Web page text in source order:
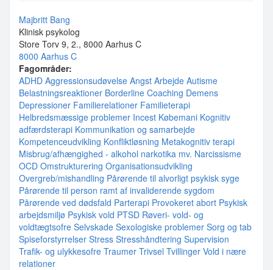
Majbritt Bang
Klinisk psykolog
Store Torv 9, 2., 8000 Aarhus C
8000 Aarhus C
Fagområder:
ADHD Aggressionsudøvelse Angst Arbejde Autisme
Belastningsreaktioner Borderline Coaching Demens
Depressioner Familierelationer Familieterapi
Helbredsmæssige problemer Incest Købemani Kognitiv
adfærdsterapi Kommunikation og samarbejde
Kompetenceudvikling Konfliktløsning Metakognitiv terapi
Misbrug/afhængighed - alkohol narkotika mv. Narcissisme
OCD Omstrukturering Organisationsudvikling
Overgreb/mishandling Pårørende til alvorligt psykisk syge
Pårørende til person ramt af invaliderende sygdom
Pårørende ved dødsfald Parterapi Provokeret abort Psykisk
arbejdsmiljø Psykisk vold PTSD Røveri- vold- og
voldtægtsofre Selvskade Sexologiske problemer Sorg og tab
Spiseforstyrrelser Stress Stresshåndtering Supervision
Trafik- og ulykkesofre Traumer Trivsel Tvillinger Vold i nære
relationer